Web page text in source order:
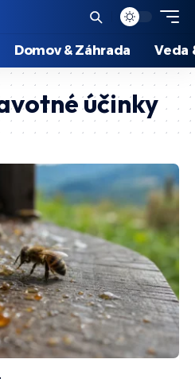
Domov & Záhrada Veda
účinky